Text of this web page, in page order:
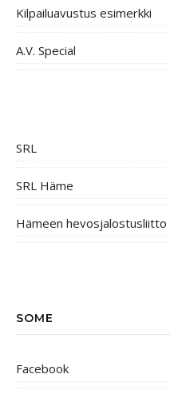
Kilpailuavustus esimerkki
A.V. Special
SRL
SRL Häme
Hämeen hevosjalostusliitto
SOME
Facebook